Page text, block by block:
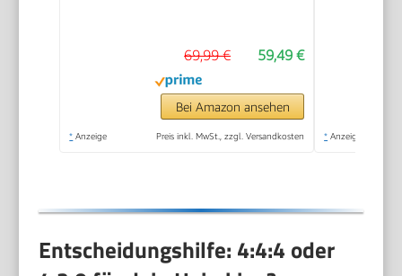
Automatische
Trapezkorrektur, WiFi
6 und Bluetooth 5.4,
180° Dreh Projektor
59,49 €
69,99 €
Bei Amazon ansehen
* Anzeige Preis inkl. MwSt., zzgl. Versandkosten * Anzeige
Entscheidungshilfe: 4:4:4 oder